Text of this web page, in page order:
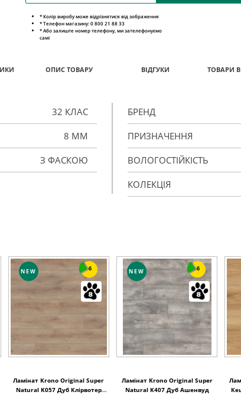
* Колір виробу може відрізнятися від зображення
* Телефон магазину: 0 800 21 88 33
* Або залиште номер телефону, ми зателефонуємо
самі
ОПИС ТОВАРУ ВІДГУКИ ТОВАРИ В
32 КЛАС
8 ММ
З ФАСКОЮ
БРЕНД
ПРИЗНАЧЕННЯ
ВОЛОГОСТІЙКІСТЬ
КОЛЕКЦІЯ
NEW 6
Ламінат Krono Original Super
Natural K057 Дуб Клірвотер
NEW 6
Ламінат Krono Original Super
Natural K407 Дуб Ашенвуд